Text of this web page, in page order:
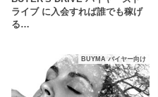
ライブ に入会すれば誰でも稼げ
る…
BUYMA バイヤー向け